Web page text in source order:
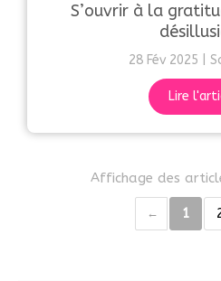
S’ouvrir à la
28 Fév 2025
Lire
Affichage des
1